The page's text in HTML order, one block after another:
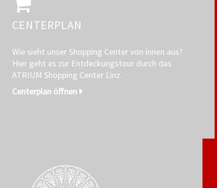
CENTERPLAN
Wie sieht unser Shopping Center von innen aus?
Hier geht es zur Entdeckungstour durch das
ATRIUM Shopping Center Linz.
Centerplan öffnen